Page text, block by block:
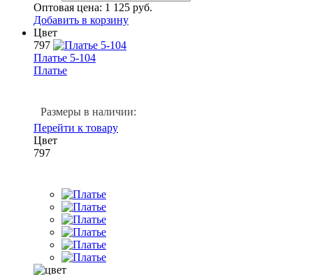
Оптовая цена: 1 125 руб.
Добавить в корзину
Цвет
797
Платье 5-104
Платье
Размеры в наличии:
Перейти к товару
Цвет
797